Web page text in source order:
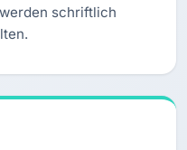
schriftlich